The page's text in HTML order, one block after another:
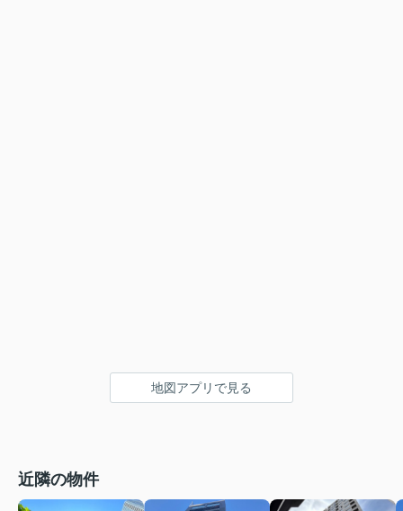
地図アプリで見る
近隣の物件